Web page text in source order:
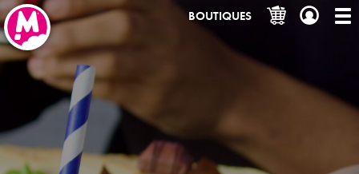
BOUTIQUES